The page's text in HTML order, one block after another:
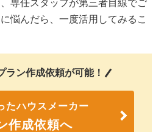
専任スタッフが第三者目線でご
悩んだら、一度活用してみるこ
ラン作成依頼が可能！
たハウスメーカー
作成依頼へ